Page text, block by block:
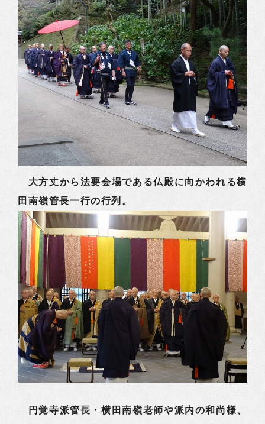
大方丈から法要会場である仏殿に向かわれる横
田南嶺管長一行の行列。
円覚寺派管長・横田南嶺老師や派内の和尚様、